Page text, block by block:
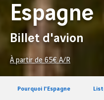
Espagne
Billet d'avion
À partir de 65€ A/R
Pourquoi l'Espagne